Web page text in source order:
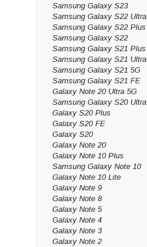
Samsung Galaxy S23
Samsung Galaxy S22 Ultra
Samsung Galaxy S22 Plus
Samsung Galaxy S22
Samsung Galaxy S21 Plus
Samsung Galaxy S21 Ultra
Samsung Galaxy S21 5G
Samsung Galaxy S21 FE
Galaxy Note 20 Ultra 5G
Samsung Galaxy S20 Ultra
Galaxy S20 Plus
Galaxy S20 FE
Galaxy S20
Galaxy Note 20
Galaxy Note 10 Plus
Samsung Galaxy Note 10
Galaxy Note 10 Lite
Galaxy Note 9
Galaxy Note 8
Galaxy Note 5
Galaxy Note 4
Galaxy Note 3
Galaxy Note 2